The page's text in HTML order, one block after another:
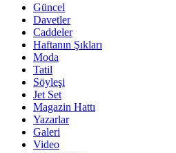
Güncel
Davetler
Caddeler
Haftanın Şıkları
Moda
Tatil
Söyleşi
Jet Set
Magazin Hattı
Yazarlar
Galeri
Video